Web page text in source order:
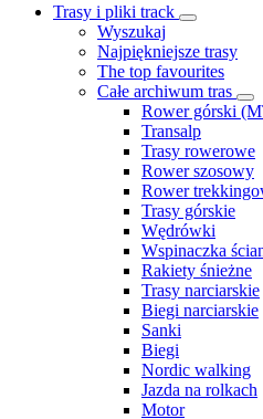
Trasy i pliki track
Wyszukaj
Najpiękniejsze trasy
The top favourites
Całe archiwum tras
Rower górski
Transalp
Trasy rowerowe
Rower szosowy
Rower
Trasy górskie
Wędrówki
Wspinaczka
Rakiety śnieżne
Trasy narciarskie
Biegi narciarskie
Sanki
Biegi
Nordic walking
Jazda na rolkach
Motor